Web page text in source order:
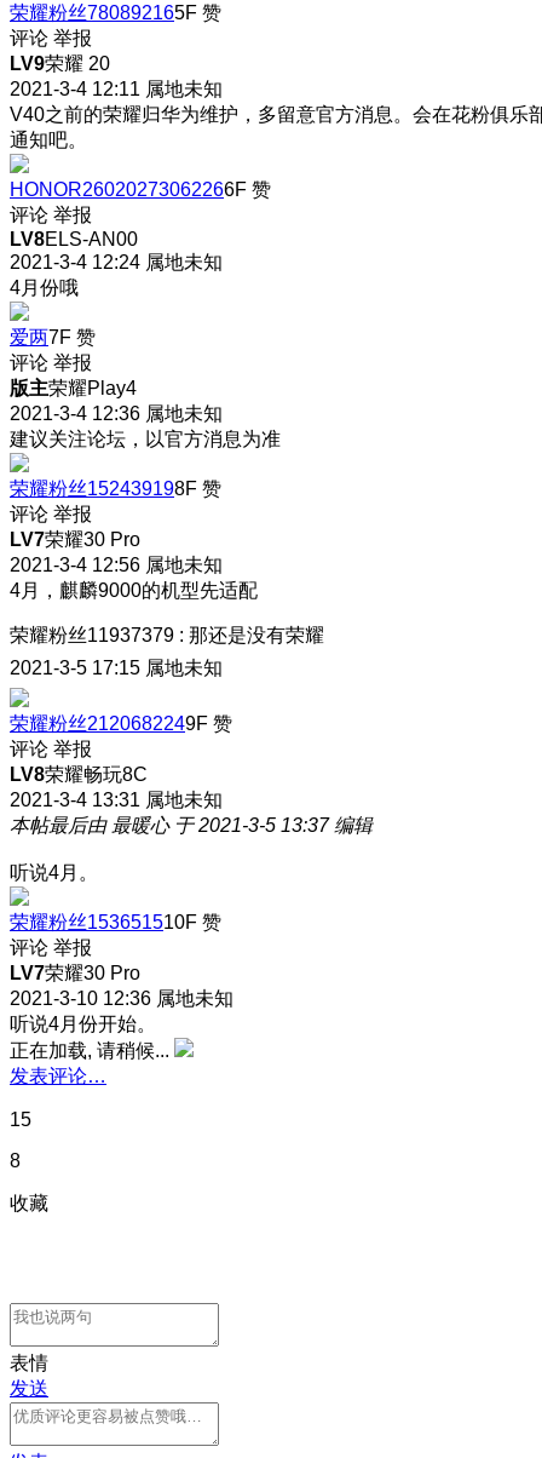
荣耀粉丝780892165F 赞
评论 举报
LV9荣耀 20
2021-3-4 12:11 属地未知
V40之前的荣耀归华为维护，多留意官方消息。会在花粉俱乐
通知吧。
HONOR26020273062266F 赞
评论 举报
LV8ELS-AN00
2021-3-4 12:24 属地未知
4月份哦
爱两7F 赞
评论 举报
版主荣耀Play4
2021-3-4 12:36 属地未知
建议关注论坛，以官方消息为准
荣耀粉丝152439198F 赞
评论 举报
LV7荣耀30 Pro
2021-3-4 12:56 属地未知
4月，麒麟9000的机型先适配
荣耀粉丝11937379 : 那还是没有荣耀
2021-3-5 17:15 属地未知
荣耀粉丝2120682249F 赞
评论 举报
LV8荣耀畅玩8C
2021-3-4 13:31 属地未知
本帖最后由 最暖心 于 2021-3-5 13:37 编辑
听说4月。
荣耀粉丝153651510F 赞
评论 举报
LV7荣耀30 Pro
2021-3-10 12:36 属地未知
听说4月份开始。
正在加载, 请稍候...
发表评论…
15
8
收藏
表情
发送